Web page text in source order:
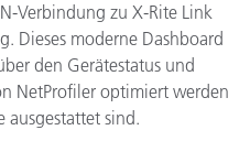
Verbindung zu X-Rite Link
Dieses moderne Dashboard
den Gerätestatus und
NetProfiler optimiert werden
ausgestattet sind.